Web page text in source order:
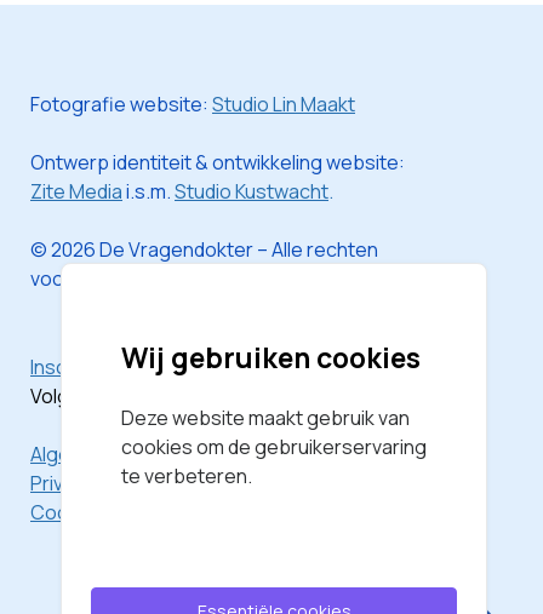
Fotografie website: Studio Lin Maakt
Ontwerp identiteit & ontwikkeling website:
Zite Mediai.s.m.Studio Kustwacht.
© 2026 De Vragendokter – Alle rechten
voorbehouden
Inschrijven voor de nieuwsbrief
Volg mij via
Algemene Voorwaarden
Privacyverklaring
Cookieverklaring
Wij gebruiken cookies
Deze website maakt gebruik van
cookies om de gebruikerservaring
te verbeteren.